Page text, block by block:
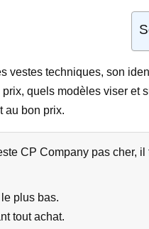
vestes techniques, son
quels modèles viser
au bon prix.
CP Company pas cher,
plus bas.
tout achat.